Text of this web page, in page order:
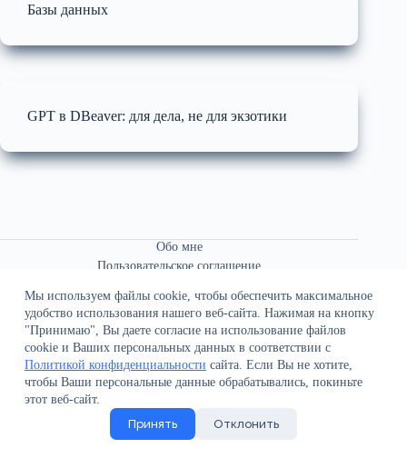
Мы используем файлы cookie, чтобы обеспечить максимальное
удобство использования нашего веб-сайта. Нажимая на кнопку
"Принимаю", Вы даете согласие на использование файлов
cookie и Ваших персональных данных в соответствии с
Политикой конфиденциальности сайта. Если Вы не хотите,
чтобы Ваши персональные данные обрабатывались, покиньте
этот веб-сайт.
Принять
Отклонить
Базы данных
GPT в DBeaver: для дела, не для экзотики
Обо мне
Пользовательское соглашение
Политика конфиденциальности
Поддержка сайта